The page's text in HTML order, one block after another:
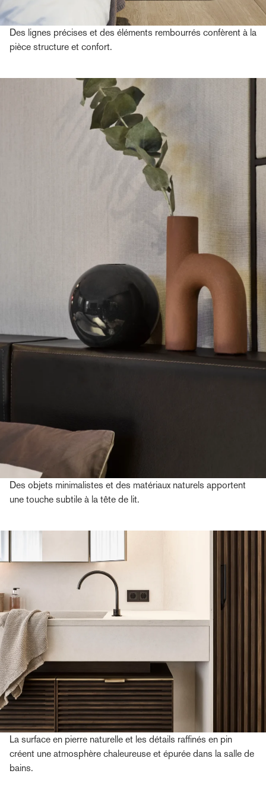
Des lignes précises et des éléments rembourrés confèrent à la
pièce structure et confort.
Des objets minimalistes et des matériaux naturels apportent
une touche subtile à la tête de lit.
La surface en pierre naturelle et les détails raffinés en pin
créent une atmosphère chaleureuse et épurée dans la salle de
bains.